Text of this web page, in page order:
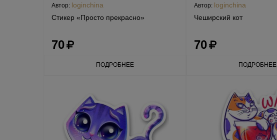
Автор: loginchina
Стикер «Просто прекрасно»
70
ПОДРОБНЕЕ
Автор: loginchina
Чеширский кот
70
ПОДРОБНЕЕ